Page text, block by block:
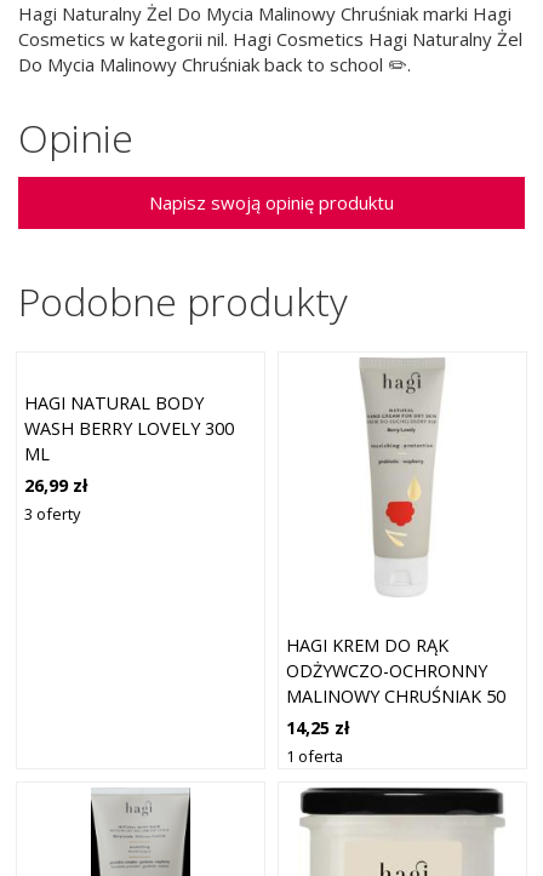
Hagi Naturalny Żel Do Mycia Malinowy Chruśniak marki Hagi
Cosmetics w kategorii nil. Hagi Cosmetics Hagi Naturalny Żel
Do Mycia Malinowy Chruśniak back to school ✏️.
Opinie
Napisz swoją opinię produktu
Podobne produkty
HAGI NATURAL BODY
WASH BERRY LOVELY 300
ML
26,99 zł
3 oferty
HAGI KREM DO RĄK
ODŻYWCZO-OCHRONNY
MALINOWY CHRUŚNIAK 50
ML
14,25 zł
1 oferta